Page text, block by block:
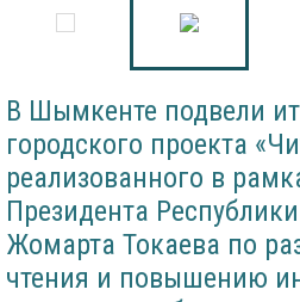
В Шымкенте подвели
городского проекта
реализованного в
Президента
Жомарта Токаева по
чтения и повышению